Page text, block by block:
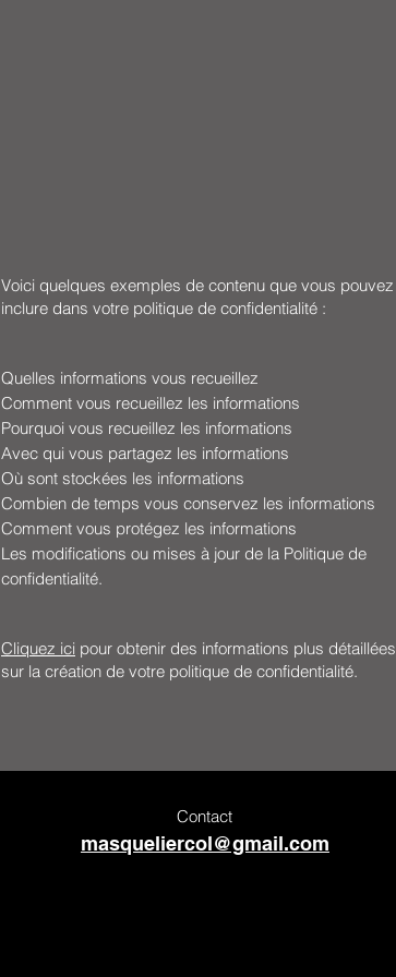
Voici quelques exemples de contenu que vous pouvez
inclure dans votre politique de confidentialité :
Quelles informations vous recueillez
Comment vous recueillez les informations
Pourquoi vous recueillez les informations
Avec qui vous partagez les informations
Où sont stockées les informations
Combien de temps vous conservez les informations
Comment vous protégez les informations
Les modifications ou mises à jour de la Politique de
confidentialité.
Cliquez ici pour obtenir des informations plus détaillées
sur la création de votre politique de confidentialité.
Contact
masqueliercol@gmail.com